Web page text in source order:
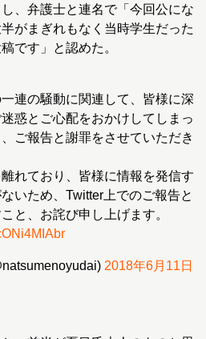
、弁護士と連名で「今回公にな
がまぎれもなく当時学生だった
です」と認めた。
連の騒動に関連して、皆様に深
惑とご心配をおかけしてしまっ
ご報告と謝罪をさせていただき
れており、皆様に情報を発信す
いため、Twitter上でのご報告と
と、お詫び申し上げます。
2018年6月11日